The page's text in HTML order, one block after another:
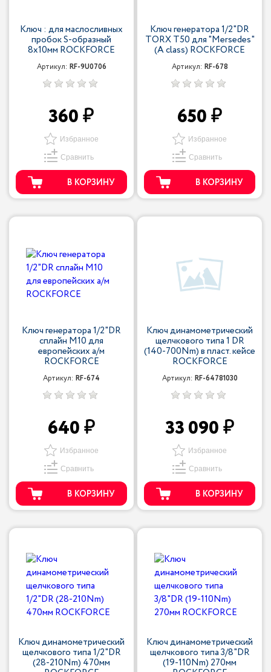
Ключ : для маслосливных
пробок S-образный
8х10мм ROCKFORCE
Артикул: RF-9U0706
360
Избранное
Сравнить
В КОРЗИНУ
Ключ генератора 1/2"DR
TORX T50 для "Mersedes"
(А class) ROCKFORCE
Артикул: RF-678
650
Избранное
Сравнить
В КОРЗИНУ
Ключ генератора 1/2"DR
сплайн M10 для
европейских а/м
ROCKFORCE
Артикул: RF-674
640
Избранное
Сравнить
В КОРЗИНУ
Ключ динамометрический
щелчкового типа 1 DR
(140-700Nm) в пласт. кейсе
ROCKFORCE
Артикул: RF-64781030
33 090
Избранное
Сравнить
В КОРЗИНУ
Ключ динамометрический
щелчкового типа 1/2"DR
(28-210Nm) 470мм
Ключ динамометрический
щелчкового типа 3/8"DR
(19-110Nm) 270мм